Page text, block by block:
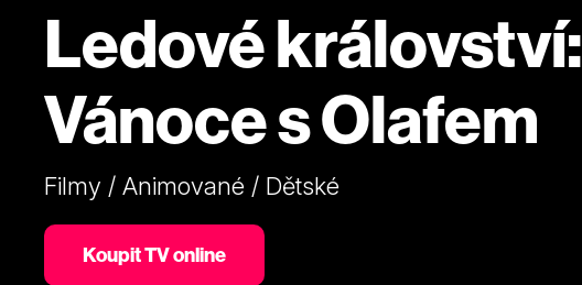
Ledové království:
Vánoce s Olafem
Filmy / Animované / Dětské
Koupit TV online